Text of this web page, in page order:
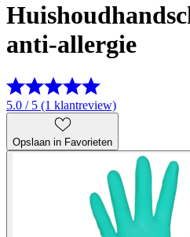
anti-allergie
5.0 / 5 (1 klantreview)
Opslaan in Favorieten